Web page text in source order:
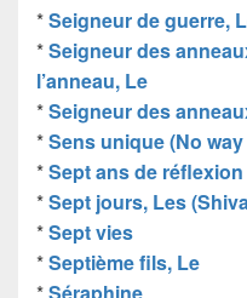
*Seigneur de guerre,
*Seigneur des
l’anneau, Le
*Seigneur des
*Sens unique (No
*Sept ans de
*Sept jours, Les
*Sept vies
*Septième fils, Le
*Séraphine